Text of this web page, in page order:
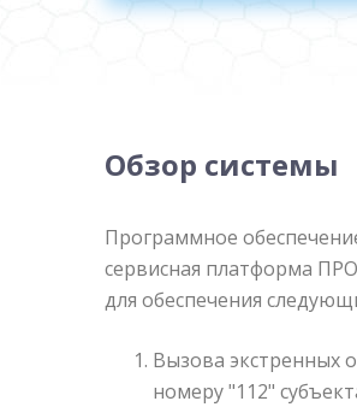
Обзор системы
Программное
сервисная платформа
для обеспечения
Вызова экстренных
номеру "112"